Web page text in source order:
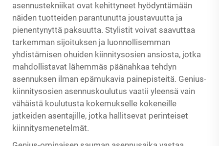
asennustekniikat ovat kehittyneet hyödyntämään
näiden tuotteiden parantunutta joustavuutta ja
pienentynyttä paksuutta. Stylistit voivat saavuttaa
tarkemman sijoituksen ja luonnollisemman
yhdistämisen ohuiden kiinnitysosien ansiosta, jotka
mahdollistavat lähemmäs päänahkaa tehdyn
asennuksen ilman epämukavia painepisteitä. Genius-
kiinnitysosien asennuskoulutus vaatii yleensä vain
vähäistä koulutusta kokemukselle kokeneille
jatkeiden asentajille, jotka hallitsevat perinteiset
kiinnitysmenetelmät.